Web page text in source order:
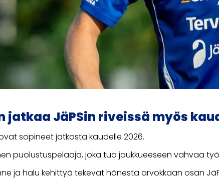
jatkaa JäPSin riveissä myös
sopineet jatkosta kaudelle 2026.
puolustuspelaaja, joka tuo joukkueeseen vahvaa
ja halu kehittyä tekevät hänestä arvokkaan osan